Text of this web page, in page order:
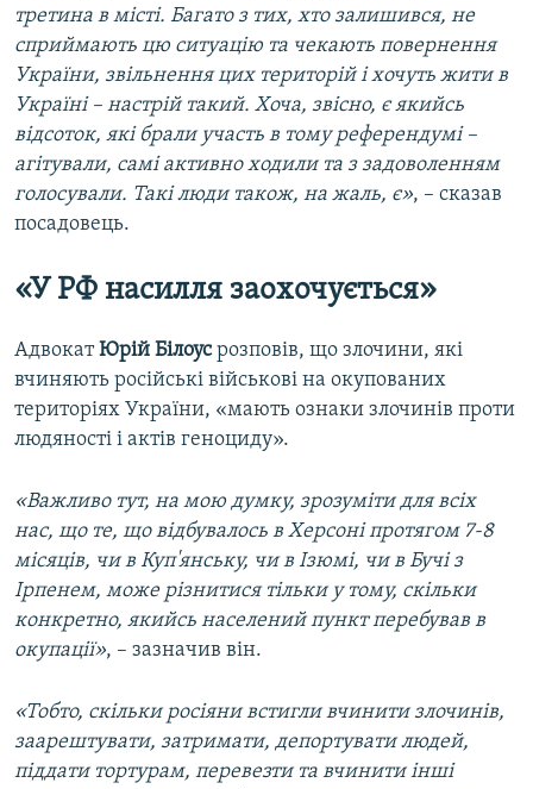
третина в місті. Багато з тих, хто залишився, не
сприймають цю ситуацію та чекають повернення
України, звільнення цих територій і хочуть жити в
Україні – настрій такий. Хоча, звісно, є якийсь
відсоток, які брали участь в тому референдумі –
агітували, самі активно ходили та з задоволенням
голосували. Такі люди також, на жаль, є», – сказав
посадовець.
«У РФ насилля заохочується»
АдвокатЮрій Білоусрозповів, що злочини, які
вчиняють російські військові на окупованих
територіях України, «мають ознаки злочинів проти
людяності і актів геноциду».
«Важливо тут, на мою думку, зрозуміти для всіх
нас, що те, що відбувалось в Херсоні протягом 7-8
місяців, чи в Куп'янську, чи в Ізюмі, чи в Бучі з
Ірпенем, може різнитися тільки у тому, скільки
конкретно, якийсь населений пункт перебував в
окупації», – зазначив він.
«Тобто, скільки росіяни встигли вчинити злочинів,
заарештувати, затримати, депортувати людей,
піддати тортурам, перевезти та вчинити інші